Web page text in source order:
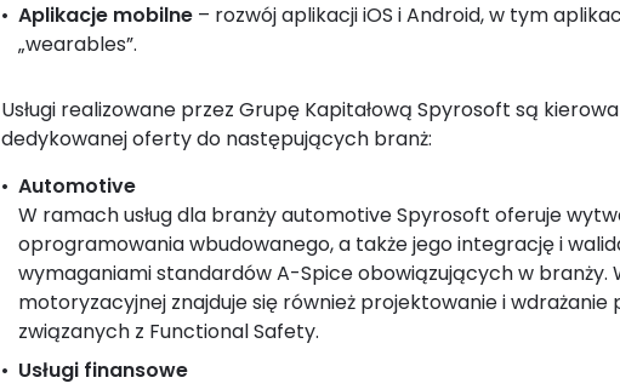
Aplikacje mobilne– rozwój aplikacji iOS i Android, w tym
„wearables”.
Usługi realizowane przez Grupę Kapitałową Spyrosoft są
dedykowanej oferty do następujących branż:
Automotive
W ramach usług dla branży automotive Spyrosoft oferuje
oprogramowania wbudowanego, a także jego integrację i
wymaganiami standardów A-Spice obowiązujących w branży.
motoryzacyjnej znajduje się również projektowanie i wdrażanie
związanych z Functional Safety.
Usługi finansowe